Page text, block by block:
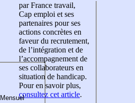
par France travail,
Cap emploi et ses
partenaires pour ses
actions concrètes en
faveur du recrutement,
de l’intégration et de
l’accompagnement de
ses collaborateurs en
situation de handicap.
Pour en savoir plus,
consultez cet article.